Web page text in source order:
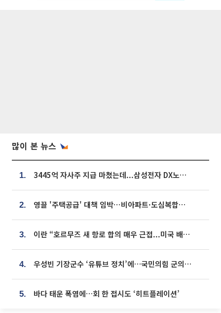
많이 본 뉴스
1. 3445억 자사주 지급 마쳤는데...삼성전자 DX노조, 뒤늦은 '떼쓰기 집회'
2. 영끌 '주택공급' 대책 임박⋯비아파트·도심복합까지 총동원
3. 이란 “호르무즈 새 항로 합의 매우 근접...미국 배상 먼저”
4. 우성빈 기장군수 ‘유튜브 정치’에…국민의힘 군의원들 집단 반발
5. 바다 태운 폭염에…회 한 접시도 ‘히트플레이션’